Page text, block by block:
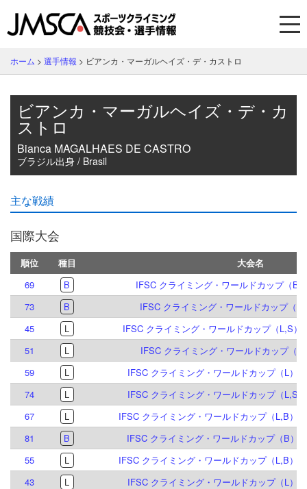
ホーム > 選手情報 > ビアンカ・マーガルヘイズ・デ・カストロ
ビアンカ・マーガルヘイズ・デ・カ
ストロ
Bianca MAGALHAES DE CASTRO
ブラジル出身 / Brasil
主な戦績
国際大会
順位 種目
大会名
69
B
IFSC クライミング・ワールドカップ（
73
B
IFSC クライミング・ワールドカップ（B
45
L
IFSC クライミング・ワールドカップ（L,S）
51
L
IFSC クライミング・ワールドカップ（L
59
L
IFSC クライミング・ワールドカップ（L）
74
L
IFSC クライミング・ワールドカップ（L,S
67
L
IFSC クライミング・ワールドカップ（L,B）
81
B
IFSC クライミング・ワールドカップ（B）
55
L
IFSC クライミング・ワールドカップ（L,B）
43
L
IFSC クライミング・ワールドカップ（L）